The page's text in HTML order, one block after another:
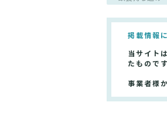
掲載情報
当サイト
たもので
事業者様